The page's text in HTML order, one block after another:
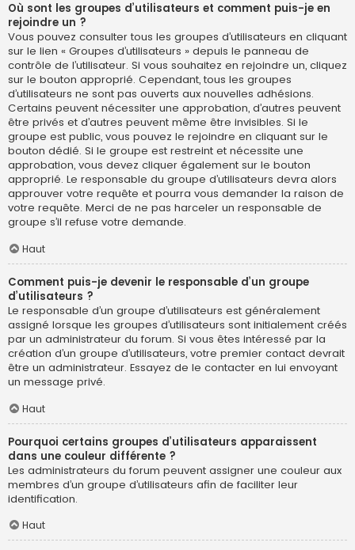
Où sont les groupes d’utilisateurs et comment puis-je en
rejoindre un ?
Vous pouvez consulter tous les groupes d’utilisateurs en cliquant
sur le lien « Groupes d’utilisateurs » depuis le panneau de
contrôle de l’utilisateur. Si vous souhaitez en rejoindre un, cliquez
sur le bouton approprié. Cependant, tous les groupes
d’utilisateurs ne sont pas ouverts aux nouvelles adhésions.
Certains peuvent nécessiter une approbation, d’autres peuvent
être privés et d’autres peuvent même être invisibles. Si le
groupe est public, vous pouvez le rejoindre en cliquant sur le
bouton dédié. Si le groupe est restreint et nécessite une
approbation, vous devez cliquer également sur le bouton
approprié. Le responsable du groupe d’utilisateurs devra alors
approuver votre requête et pourra vous demander la raison de
votre requête. Merci de ne pas harceler un responsable de
groupe s’il refuse votre demande.
Haut
Comment puis-je devenir le responsable d’un groupe
d’utilisateurs ?
Le responsable d’un groupe d’utilisateurs est généralement
assigné lorsque les groupes d’utilisateurs sont initialement créés
par un administrateur du forum. Si vous êtes intéressé par la
création d’un groupe d’utilisateurs, votre premier contact devrait
être un administrateur. Essayez de le contacter en lui envoyant
un message privé.
Haut
Pourquoi certains groupes d’utilisateurs apparaissent
dans une couleur différente ?
Les administrateurs du forum peuvent assigner une couleur aux
membres d’un groupe d’utilisateurs afin de faciliter leur
identification.
Haut